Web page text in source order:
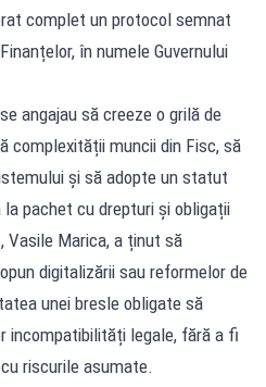
complet un protocol semnat
în numele Guvernului
angajau să creeze o grilă de
complexității muncii din Fisc, să
și să adopte un statut
pachet cu drepturi și obligații
Vasile Marica, a ținut să
digitalizării sau reformelor de
unei bresle obligate să
incompatibilități legale, fără a fi
riscurile asumate.